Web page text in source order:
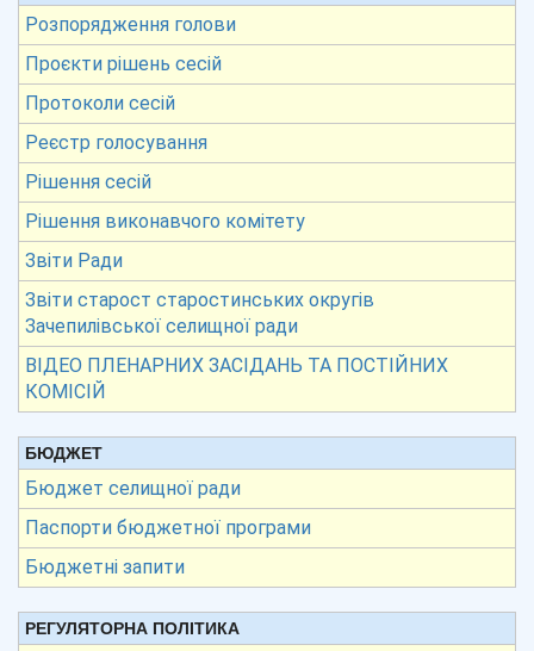
Розпорядження голови
Проєкти рішень сесій
Протоколи сесій
Реєстр голосування
Рішення сесій
Рішення виконавчого комітету
Звіти Ради
Звіти старост старостинських округів
Зачепилівської селищної ради
ВІДЕО ПЛЕНАРНИХ ЗАСІДАНЬ ТА ПОСТІЙНИХ
КОМІСІЙ
БЮДЖЕТ
Бюджет селищної ради
Паспорти бюджетної програми
Бюджетні запити
РЕГУЛЯТОРНА ПОЛІТИКА